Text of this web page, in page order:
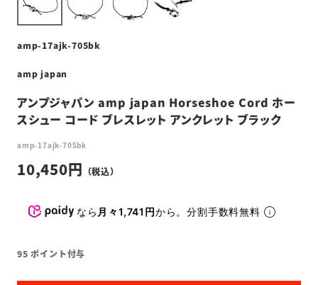
amp-17ajk-705bk
amp japan
アンプジャパン amp japan Horseshoe Cord ホー
スシュー コード ブレスレット アンクレット ブラック
amp-17ajk-705bk
10,450
なら 月々1,741円から。分割手数料無料
95 ポイント付与